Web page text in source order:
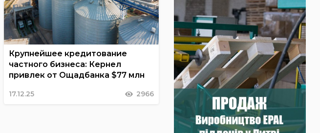
Крупнейшее кредитование
частного бизнеса: Кернел
привлек от Ощадбанка $77 млн
17.12.25 2966